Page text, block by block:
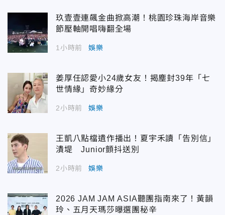
玖壹壹連飆金曲掀高潮！桃園珍珠海岸音樂
節壓軸開唱嗨翻全場
1小時前 娛樂
姜厚任認愛小24歲女友！揭塵封39年「七
世情緣」奇妙緣分
2小時前 娛樂
王凱八點檔遺作播出！夏宇禾讀「告別信」
潰堤 Junior顫抖送別
2小時前 娛樂
2026 JAM JAM ASIA聽團指南來了！黃韻
玲、五月天瑪莎曝選團秘辛